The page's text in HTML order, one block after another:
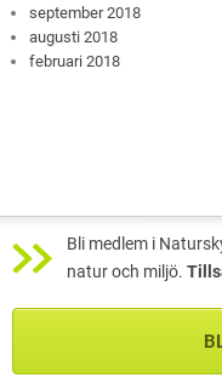
september 2018
augusti 2018
februari 2018
Bli medlem i
natur och miljö.